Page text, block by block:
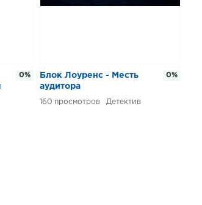
0%
Блок Лоуренс - Месть
аудитора
160 Детектив
0%